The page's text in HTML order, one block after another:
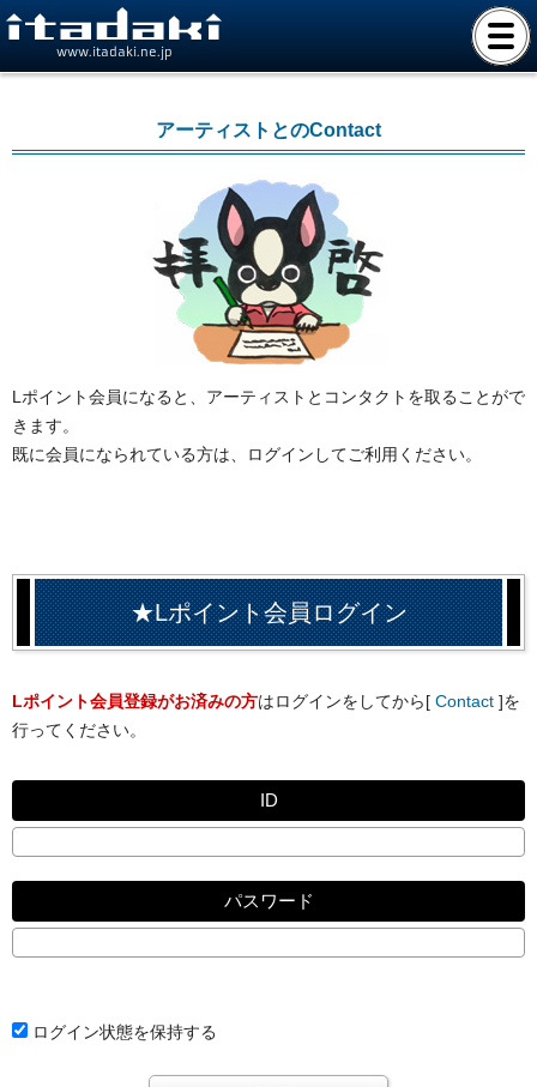
www.itadaki.ne.jp
アーティストとのContact
Lポイント会員になると、アーティストとコンタクトを取ることがで
きます。
既に会員になられている方は、ログインしてご利用ください。
★Lポイント会員ログイン
Lポイント会員登録がお済みの方はログインをしてから[ Contact ]を
行ってください。
ID
パスワード
ログイン状態を保持する